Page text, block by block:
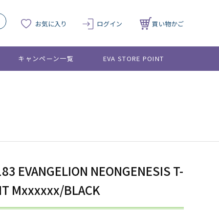
お気に入り ログイン 買い物かご
キャンペーン一覧 EVA STORE POINT
EVANGELION NEONGENESIS T-
Mxxxxxx/BLACK